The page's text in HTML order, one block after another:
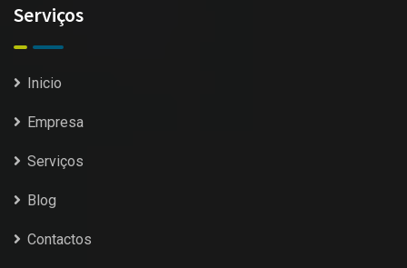
Serviços
Inicio
Empresa
Serviços
Blog
Contactos